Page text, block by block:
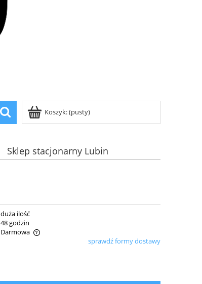
Koszyk:(pusty)
Sklep stacjonarny Lubin
duża ilość
48 godzin
Darmowa
sprawdź formy dostawy